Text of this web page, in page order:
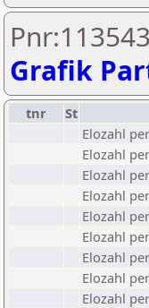
Grafik
tnr St
Elozahl
Elozahl
Elozahl
Elozahl
Elozahl
Elozahl
Elozahl
Elozahl
Elozahl